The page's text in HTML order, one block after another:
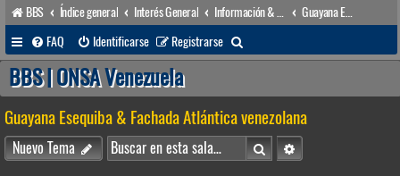
BBS Índice general Interés General
Guayana Esequiba & Fachada Atlántica venezolana
FAQ
Identificarse Registrarse
u
c
a
r
BBS | ONSA Venezuela
Guayana Esequiba & Fachada Atlántica venezolana
Nuevo Tema BuscarBúsqueda avanzada